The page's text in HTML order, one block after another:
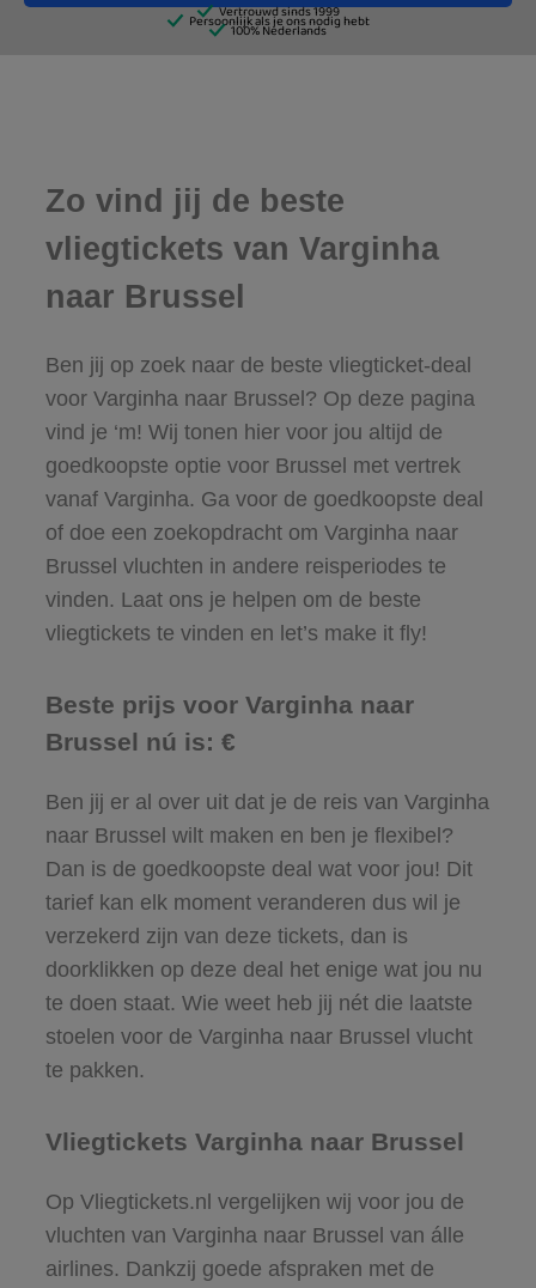
Zo vind jij de beste
vliegtickets van Varginha
naar Brussel
Ben jij op zoek naar de beste vliegticket-deal
voor Varginha naar Brussel? Op deze pagina
vind je ‘m! Wij tonen hier voor jou altijd de
goedkoopste optie voor Brussel met vertrek
vanaf Varginha. Ga voor de goedkoopste deal
of doe een zoekopdracht om Varginha naar
Brussel vluchten in andere reisperiodes te
vinden. Laat ons je helpen om de beste
vliegtickets te vinden en let’s make it fly!
Beste prijs voor Varginha naar
Brussel nú is: €
Ben jij er al over uit dat je de reis van Varginha
naar Brussel wilt maken en ben je flexibel?
Dan is de goedkoopste deal wat voor jou! Dit
tarief kan elk moment veranderen dus wil je
verzekerd zijn van deze tickets, dan is
doorklikken op deze deal het enige wat jou nu
te doen staat. Wie weet heb jij nét die laatste
stoelen voor de Varginha naar Brussel vlucht
te pakken.
Vliegtickets Varginha naar Brussel
Op Vliegtickets.nl vergelijken wij voor jou de
vluchten van Varginha naar Brussel van álle
airlines. Dankzij goede afspraken met de